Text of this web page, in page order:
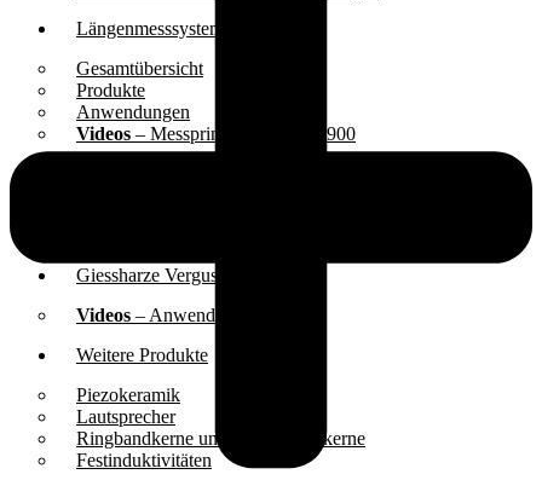
Längenmesssysteme
Gesamtübersicht
Produkte
Anwendungen
Videos – Messprinzip und GVS 900
Giessharze Vergussmasse
Videos – Anwendungen
Weitere Produkte
Piezokeramik
Lautsprecher
Ringbandkerne und Schnittbandkerne
Festinduktivitäten